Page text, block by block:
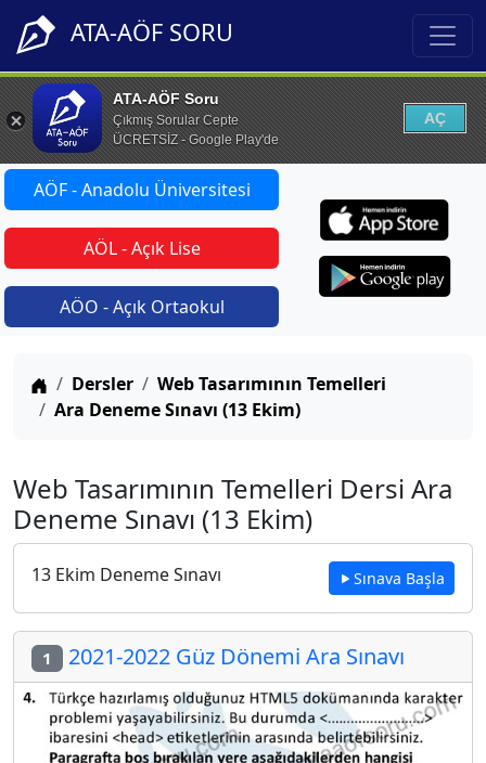
ATA-AÖF SORU
ATA-AÖF Soru
Çıkmış Sorular Cepte
ÜCRETSİZ - Google Play'de
AÇ
AÖF - Anadolu Üniversitesi
AÖL - Açık Lise
AÖO - Açık Ortaokul
Anasayfa
Dersler
Web Tasarımının Temelleri
Ara Deneme Sınavı (13 Ekim)
Web Tasarımının Temelleri Dersi Ara
Deneme Sınavı (13 Ekim)
13 Ekim Deneme Sınavı Sınava Başla
1 2021-2022 Güz Dönemi Ara Sınavı